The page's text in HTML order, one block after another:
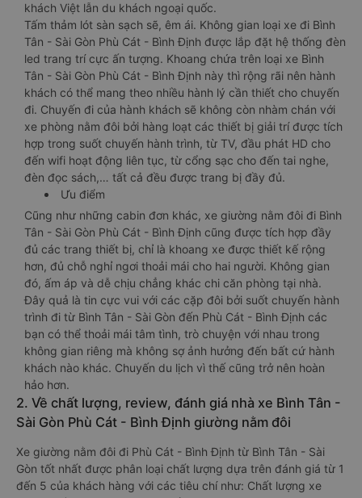
khách Việt lẫn du khách ngoại quốc.
Tấm thảm lót sàn sạch sẽ, êm ái. Không gian loại xe đi Bình
Tân - Sài Gòn Phù Cát - Bình Định được lắp đặt hệ thống đèn
led trang trí cực ấn tượng. Khoang chứa trên loại xe Bình
Tân - Sài Gòn Phù Cát - Bình Định này thì rộng rãi nên hành
khách có thể mang theo nhiều hành lý cần thiết cho chuyến
đi. Chuyến đi của hành khách sẽ không còn nhàm chán với
xe phòng nằm đôi bởi hàng loạt các thiết bị giải trí được tích
hợp trong suốt chuyến hành trình, từ TV, đầu phát HD cho
đến wifi hoạt động liên tục, từ cổng sạc cho đến tai nghe,
đèn đọc sách,… tất cả đều được trang bị đầy đủ.
Ưu điểm
Cũng như những cabin đơn khác, xe giường nằm đôi đi Bình
Tân - Sài Gòn Phù Cát - Bình Định cũng được tích hợp đầy
đủ các trang thiết bị, chỉ là khoang xe được thiết kế rộng
hơn, đủ chỗ nghỉ ngơi thoải mái cho hai người. Không gian
đó, ấm áp và dễ chịu chẳng khác chi căn phòng tại nhà.
Đây quả là tin cực vui với các cặp đôi bởi suốt chuyến hành
trình đi từ Bình Tân - Sài Gòn đến Phù Cát - Bình Định các
bạn có thể thoải mái tâm tình, trò chuyện với nhau trong
không gian riêng mà không sợ ảnh hưởng đến bất cứ hành
khách nào khác. Chuyến du lịch vì thế cũng trở nên hoàn
hảo hơn.
2. Về chất lượng, review, đánh giá nhà xe Bình Tân -
Sài Gòn Phù Cát - Bình Định giường nằm đôi
Xe giường nằm đôi đi Phù Cát - Bình Định từ Bình Tân - Sài
Gòn tốt nhất được phân loại chất lượng dựa trên đánh giá từ 1
đến 5 của khách hàng với các tiêu chí như: Chất lượng xe